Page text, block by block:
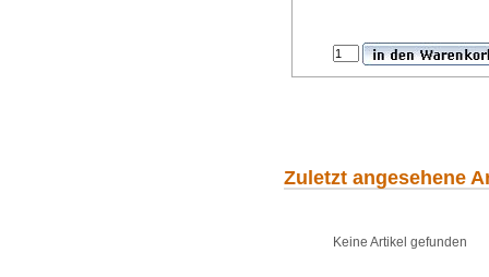
Zuletzt angesehene
Keine Artikel gefunden